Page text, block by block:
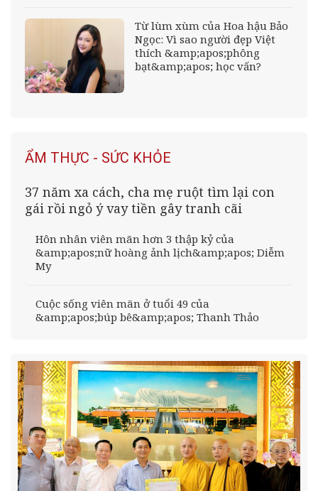
Từ lùm xùm của Hoa hậu Bảo
Ngọc: Vì sao người đẹp Việt
thích &amp;apos;phông
bạt&amp;apos; học vấn?
ẨM THỰC - SỨC KHỎE
37 năm xa cách, cha mẹ ruột tìm lại con
gái rồi ngỏ ý vay tiền gây tranh cãi
Hôn nhân viên mãn hơn 3 thập kỷ của
&amp;apos;nữ hoàng ảnh lịch&amp;apos; Diễm
My
Cuộc sống viên mãn ở tuổi 49 của
&amp;apos;búp bê&amp;apos; Thanh Thảo